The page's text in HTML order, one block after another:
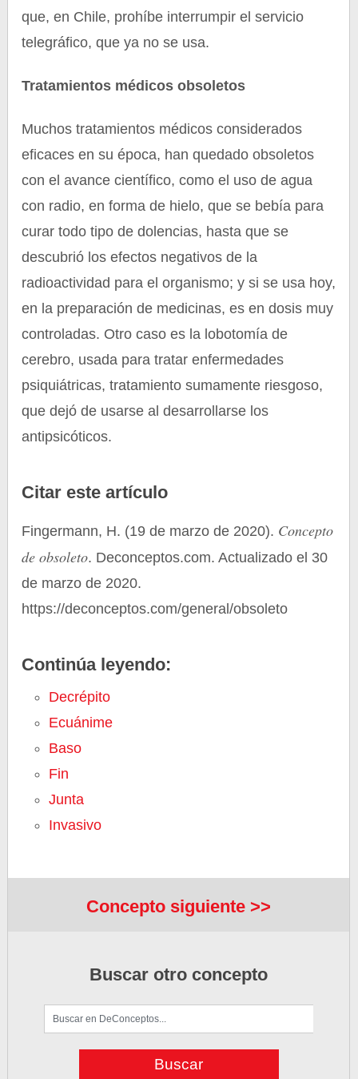
que, en Chile, prohíbe interrumpir el servicio
telegráfico, que ya no se usa.
Tratamientos médicos obsoletos
Muchos tratamientos médicos considerados
eficaces en su época, han quedado obsoletos
con el avance científico, como el uso de agua
con radio, en forma de hielo, que se bebía para
curar todo tipo de dolencias, hasta que se
descubrió los efectos negativos de la
radioactividad para el organismo; y si se usa hoy,
en la preparación de medicinas, es en dosis muy
controladas. Otro caso es la lobotomía de
cerebro, usada para tratar enfermedades
psiquiátricas, tratamiento sumamente riesgoso,
que dejó de usarse al desarrollarse los
antipsicóticos.
Citar este artículo
Fingermann, H. (19 de marzo de 2020). Concepto
de obsoleto. Deconceptos.com. Actualizado el 30
de marzo de 2020.
https://deconceptos.com/general/obsoleto
Continúa leyendo:
Decrépito
Ecuánime
Baso
Fin
Junta
Invasivo
Concepto siguiente >>
Buscar otro concepto